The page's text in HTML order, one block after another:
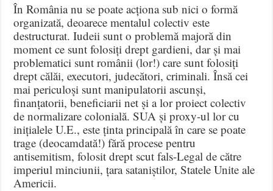
În România nu se poate acționa sub nici o formă
organizată, deoarece mentalul colectiv este
destructurat. Iudeii sunt o problemă majoră din
moment ce sunt folosiți drept gardieni, dar și mai
problematici sunt românii (lor!) care sunt folosiți
drept călăi, executori, judecători, criminali. Însă cei
mai periculoși sunt manipulatorii ascunși,
finanțatorii, beneficiarii net și a lor proiect colectiv
de normalizare colonială. SUA și proxy-ul lor cu
inițialele U.E., este ținta principală în care se poate
trage (deocamdată!) fără procese pentru
antisemitism, folosit drept scut fals-Legal de către
imperiul minciunii, țara sataniștilor, Statele Unite ale
Americii.